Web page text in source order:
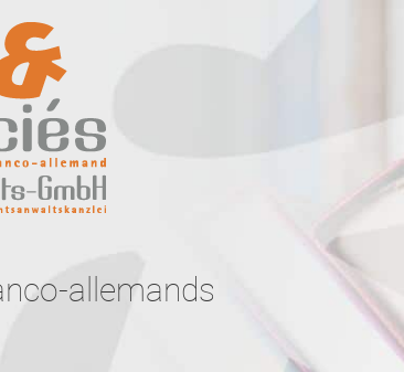
allemands